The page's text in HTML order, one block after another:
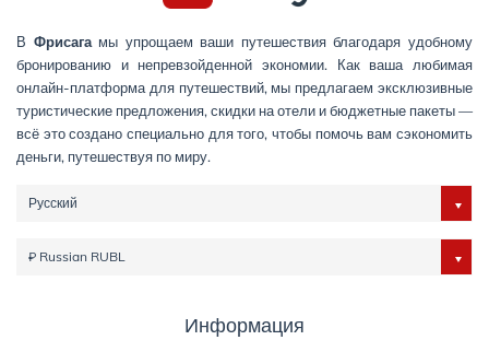
В Фрисагамы упрощаем ваши путешествия благодаря удобному
бронированию и непревзойденной экономии. Как ваша любимая
онлайн-платформа для путешествий, мы предлагаем эксклюзивные
туристические предложения, скидки на отели и бюджетные пакеты —
всё это создано специально для того, чтобы помочь вам сэкономить
деньги, путешествуя по миру.
Русский
₽ Russian RUBL
Информация